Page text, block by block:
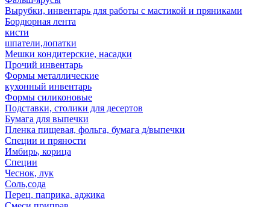
Вырубки, инвентарь для работы с мастикой и пряниками
Бордюрная лента
кисти
шпатели,лопатки
Мешки кондитерские, насадки
Прочий инвентарь
Формы металлические
кухонный инвентарь
Формы силиконовые
Подставки, столики для десертов
Бумага для выпечки
Пленка пищевая, фольга, бумага д/выпечки
Специи и пряности
Имбирь, корица
Специи
Чеснок, лук
Соль,сода
Перец, паприка, аджика